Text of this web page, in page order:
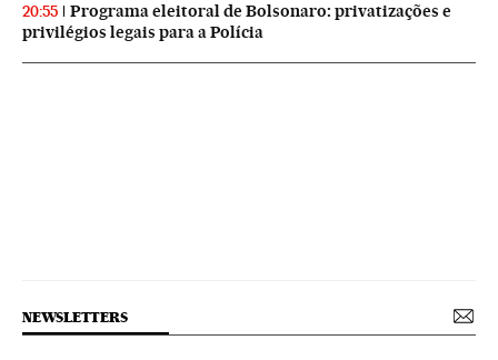
20:55
Programa eleitoral de Bolsonaro: privatizações e
privilégios legais para a Polícia
NEWSLETTERS